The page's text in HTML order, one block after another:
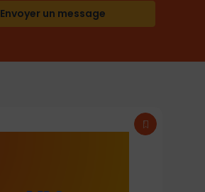
Envoyer un message